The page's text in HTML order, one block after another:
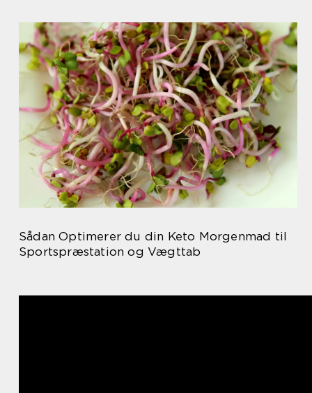
Sådan Optimerer du din Keto Morgenmad til
Sportspræstation og Vægttab